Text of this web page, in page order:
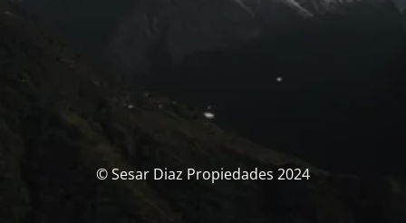
© Sesar Diaz Propiedades 2024